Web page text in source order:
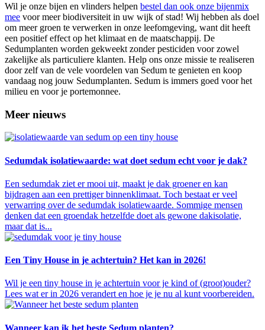
Wil je onze bijen en vlinders helpen bestel dan ook onze bijenmix
mee voor meer biodiversiteit in uw wijk of stad! Wij hebben als doel
om meer groen te verwerken in onze leefomgeving, want dit heeft
een positief effect op het klimaat en de maatschappij. De
Sedumplanten worden gekweekt zonder pesticiden voor zowel
zakelijke als particuliere klanten. Help ons onze missie te realiseren
door zelf van de vele voordelen van Sedum te genieten en koop
vandaag nog jouw Sedumplanten. Sedum is immers goed voor het
milieu en voor je portemonnee.
Meer nieuws
Sedumdak isolatiewaarde: wat doet sedum echt voor je dak?
Een sedumdak ziet er mooi uit, maakt je dak groener en kan
bijdragen aan een prettiger binnenklimaat. Toch bestaat er veel
verwarring over de sedumdak isolatiewaarde. Sommige mensen
denken dat een groendak hetzelfde doet als gewone dakisolatie,
maar dat is...
Een Tiny House in je achtertuin? Het kan in 2026!
Wil je een tiny house in je achtertuin voor je kind of (groot)ouder?
Lees wat er in 2026 verandert en hoe je je nu al kunt voorbereiden.
Wanneer kan ik het beste Sedum planten?